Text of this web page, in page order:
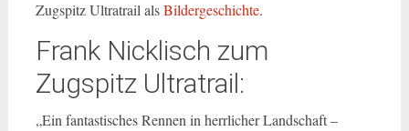
Zugspitz Ultratrail alsBildergeschichte.
Frank Nicklisch zum
Zugspitz Ultratrail:
„Ein fantastisches Rennen in herrlicher Landschaft –